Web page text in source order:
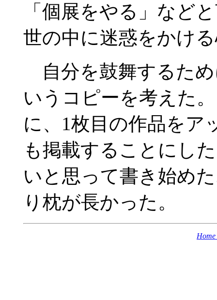
「個展をやる」など
世の中に迷惑をかけ
自分を鼓舞するた
いうコピーを考えた
に、1枚目の作品をア
も掲載することにし
いと思って書き始め
り枕が長かった。
Home